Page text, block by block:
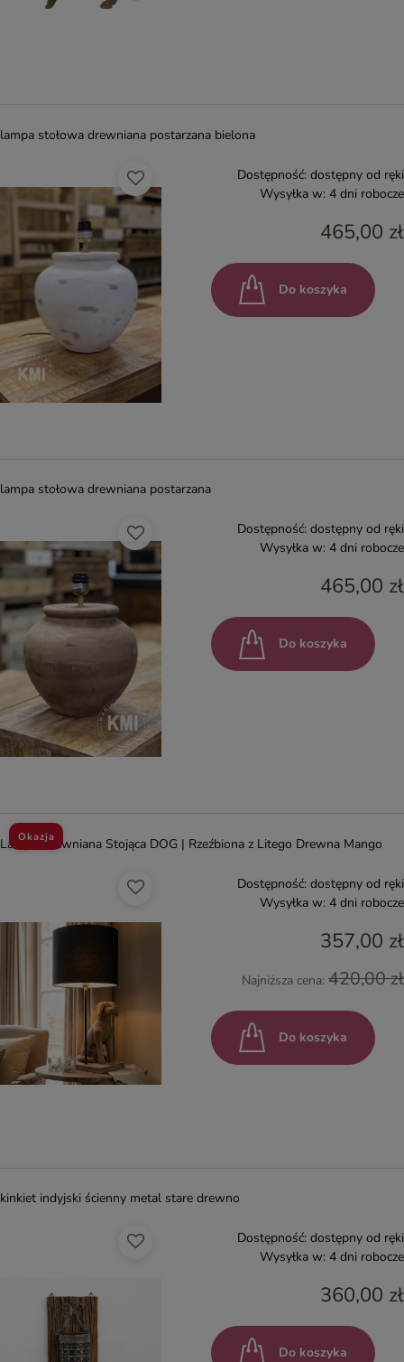
lampa stołowa drewniana postarzana bielona
Dostępność: dostępny od ręki
Wysyłka w: 4 dni robocze
465,00 zł
Do koszyka
lampa stołowa drewniana postarzana
Dostępność: dostępny od ręki
Wysyłka w: 4 dni robocze
465,00 zł
Do koszyka
Lampa Drewniana Stojąca DOG | Rzeźbiona z Litego Drewna Mango
Dostępność: dostępny od ręki
Wysyłka w: 4 dni robocze
357,00 zł
Najniższa cena: 420,00 zł
Do koszyka
Okazja
kinkiet indyjski ścienny metal stare drewno
Dostępność: dostępny od ręki
Wysyłka w: 4 dni robocze
360,00 zł
Do koszyka